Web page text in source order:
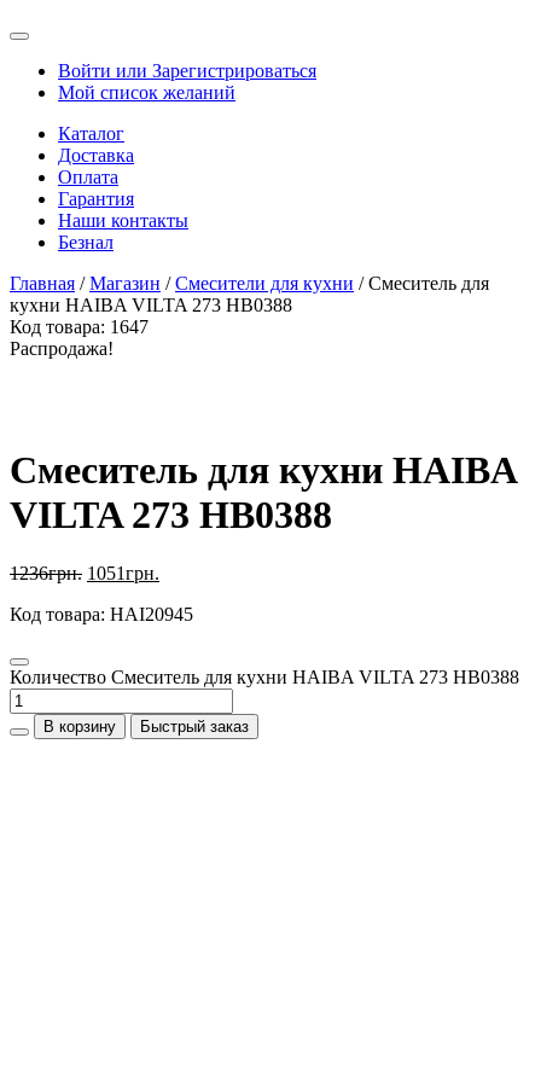
Войти или Зарегистрироваться
Мой список желаний
Каталог
Доставка
Оплата
Гарантия
Наши контакты
Безнал
Главная /Магазин /Смесители для кухни / Смеситель для
кухни HAIBA VILTA 273 HB0388
Код товара: 1647
Распродажа!
Смеситель для кухни HAIBA
VILTA 273 HB0388
1236грн. 1051грн.
Код товара: HAI20945
Количество Смеситель для кухни HAIBA VILTA 273 HB0388
В корзину Быстрый заказ